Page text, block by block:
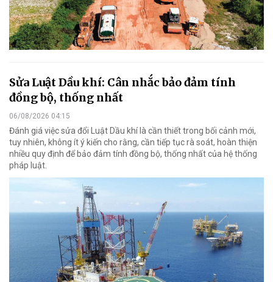
Sửa Luật Dầu khí: Cân nhắc bảo đảm tính
đồng bộ, thống nhất
06/08/2026 04:15
Đánh giá việc sửa đổi Luật Dầu khí là cần thiết trong bối cảnh mới,
tuy nhiên, không ít ý kiến cho rằng, cần tiếp tục rà soát, hoàn thiện
nhiều quy định để bảo đảm tính đồng bộ, thống nhất của hệ thống
pháp luật.